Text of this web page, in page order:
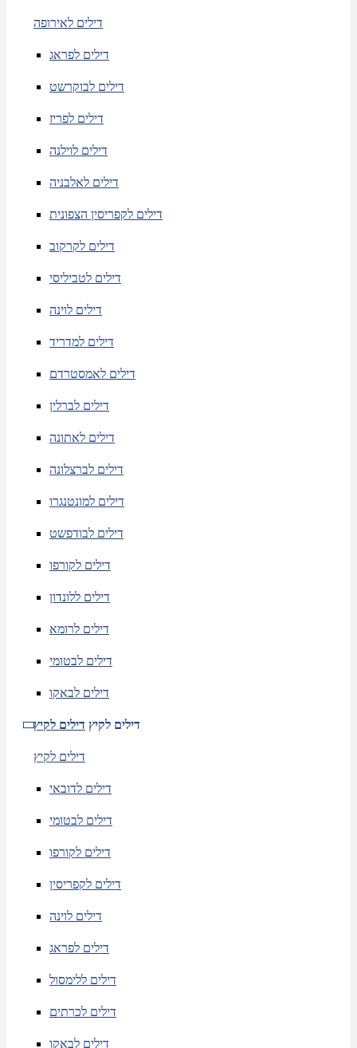
דילים לאירופה
דילים לפראג
דילים לבוקרשט
דילים לפריז
דילים לוילנה
דילים לאלבניה
דילים לקפריסין הצפונית
דילים לקרקוב
דילים לטביליסי
דילים לוינה
דילים למדריד
דילים לאמסטרדם
דילים לברלין
דילים לאתונה
דילים לברצלונה
דילים למונטנגרו
דילים לבודפשט
דילים לקורפו
דילים ללונדון
דילים לרומא
דילים לבטומי
דילים לבאקו
דילים לקיץ דילים לקיץ
דילים לקיץ
דילים לדובאי
דילים לבטומי
דילים לקורפו
דילים לקפריסין
דילים לוינה
דילים לפראג
דילים ללימסול
דילים לכרתים
דילים לבאקו